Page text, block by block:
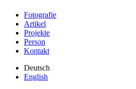
Fotografie
Artikel
Projekte
Person
Kontakt
Deutsch
English